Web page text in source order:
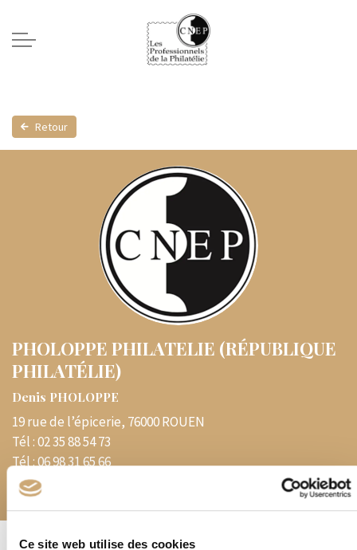
Ce site web utilise des cookies
Retour
PHOLOPPE PHILATELIE (RÉPUBLIQUE
PHILATÉLIE)
Denis PHOLOPPE
19 rue de l’épicerie, 76000 ROUEN
Tél :02 35 88 54 73
Tél :06 98 31 65 66
E-mail :